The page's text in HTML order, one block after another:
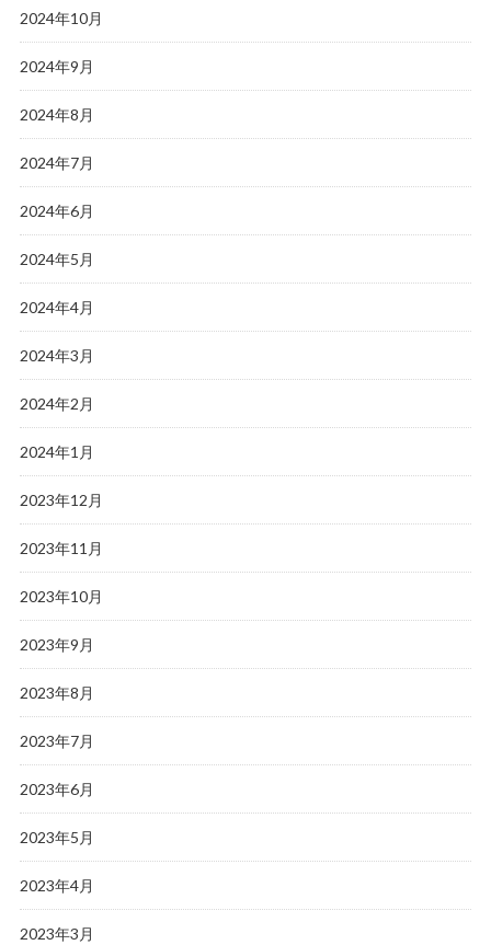
2024年10月
2024年9月
2024年8月
2024年7月
2024年6月
2024年5月
2024年4月
2024年3月
2024年2月
2024年1月
2023年12月
2023年11月
2023年10月
2023年9月
2023年8月
2023年7月
2023年6月
2023年5月
2023年4月
2023年3月